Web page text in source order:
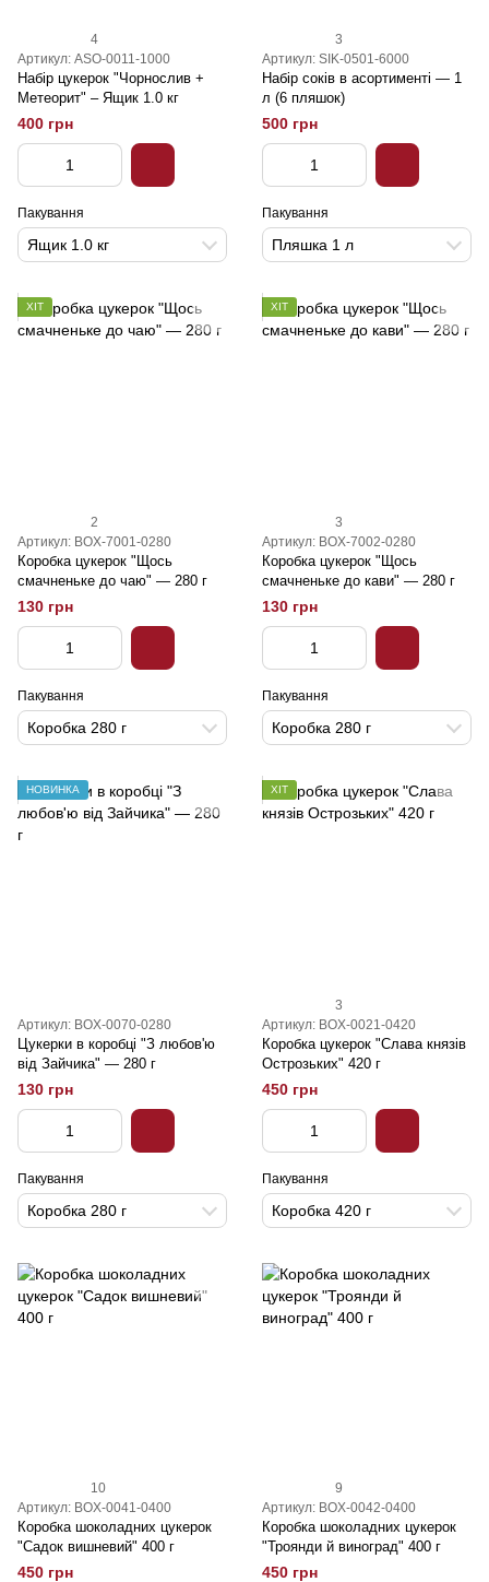
4
Артикул: ASO-0011-1000
Набiр цукерок "Чорнослив +
Метеорит" – Ящик 1.0 кг
400 грн
Пакування
Ящик 1.0 кг
3
Артикул: SIK-0501-6000
Набір соків в асортименті — 1
л (6 пляшок)
500 грн
Пакування
Пляшка 1 л
ХІТ
2
Артикул: BOX-7001-0280
Коробка цукерок "Щось
смачненьке до чаю" — 280 г
130 грн
Пакування
Коробка 280 г
ХІТ
3
Артикул: BOX-7002-0280
Коробка цукерок "Щось
смачненьке до кави" — 280 г
130 грн
Пакування
Коробка 280 г
НОВИНКА
Артикул: BOX-0070-0280
Цукерки в коробці "З любов'ю
від Зайчика" — 280 г
130 грн
Пакування
Коробка 280 г
ХІТ
3
Артикул: BOX-0021-0420
Коробка цукерок "Слава князів
Острозьких" 420 г
450 грн
Пакування
Коробка 420 г
10
Артикул: BOX-0041-0400
Коробка шоколадних цукерок
"Садок вишневий" 400 г
450 грн
9
Артикул: BOX-0042-0400
Коробка шоколадних цукерок
"Троянди й виноград" 400 г
450 грн